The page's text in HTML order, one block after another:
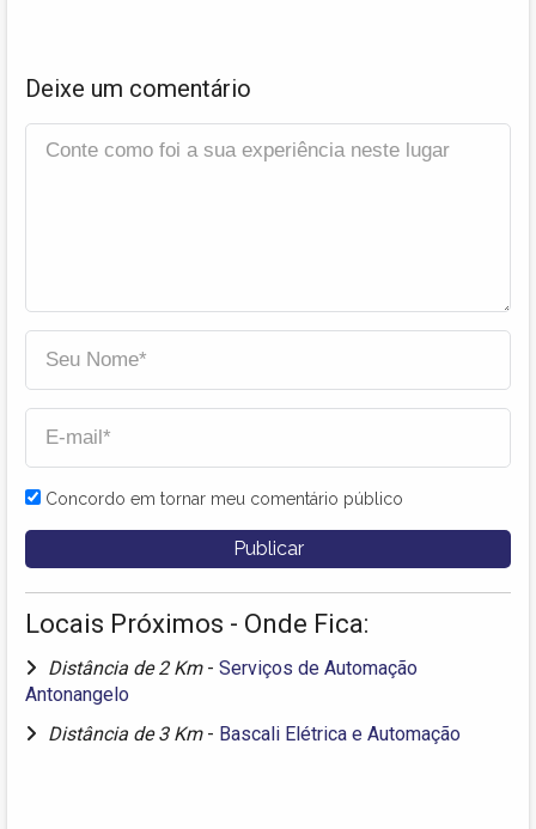
Deixe um comentário
Concordo em tornar meu comentário público
Locais Próximos - Onde Fica:
Distância de 2 Km - Serviços de Automação
Antonangelo
Distância de 3 Km - Bascali Elétrica e Automação